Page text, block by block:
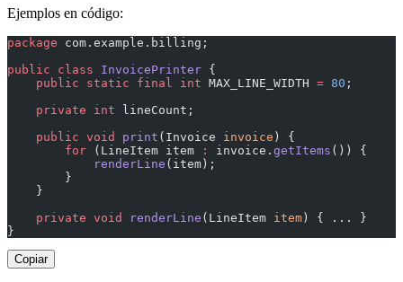
Ejemplos en código:
package com.example.billing;
public class InvoicePrinter {
    public
static final int MAX_LINE_WIDTH = 80 ;
    private
int lineCount;
    public
void print (Invoice invoice ) {
        for
(LineItem item : invoice. getItems ()) {
            renderLine
(item);
        }
    }
    private
void renderLine (LineItem item) { ... }
}
Copiar